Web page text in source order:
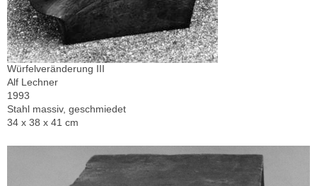
Würfelveränderung III
Alf Lechner
1993
Stahl massiv, geschmiedet
34 x 38 x 41 cm